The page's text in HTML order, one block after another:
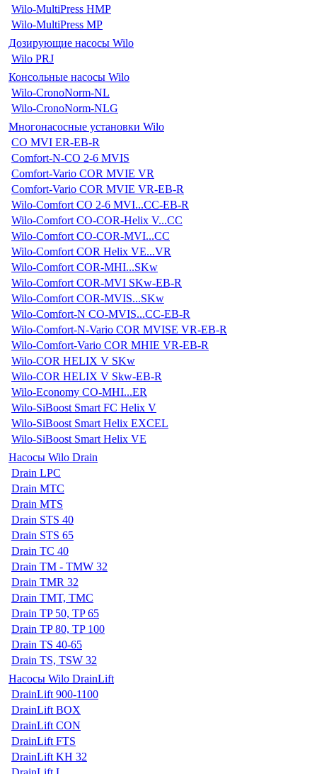
Wilo-MultiPress HMP
Wilo-MultiPress MP
Дозирующие насосы Wilo
Wilo PRJ
Консольные насосы Wilo
Wilo-CronoNorm-NL
Wilo-CronoNorm-NLG
Многонасосные установки Wilo
CO MVI ER-EB-R
Comfort-N-CO 2-6 MVIS
Comfort-Vario COR MVIE VR
Comfort-Vario COR MVIE VR-EB-R
Wilo-Comfort CO 2-6 MVI...CC-EB-R
Wilo-Comfort CO-COR-Helix V...CC
Wilo-Comfort CO-COR-MVI...CC
Wilo-Comfort COR Helix VE...VR
Wilo-Comfort COR-MHI...SKw
Wilo-Comfort COR-MVI SKw-EB-R
Wilo-Comfort COR-MVIS...SKw
Wilo-Comfort-N CO-MVIS...CC-EB-R
Wilo-Comfort-N-Vario COR MVISE VR-EB-R
Wilo-Comfort-Vario COR MHIE VR-EB-R
Wilo-COR HELIX V SKw
Wilo-COR HELIX V Skw-EB-R
Wilo-Economy CO-MHI...ER
Wilo-SiBoost Smart FC Helix V
Wilo-SiBoost Smart Helix EXCEL
Wilo-SiBoost Smart Helix VE
Насосы Wilo Drain
Drain LPC
Drain MTC
Drain MTS
Drain STS 40
Drain STS 65
Drain TC 40
Drain TM - TMW 32
Drain TMR 32
Drain TMT, TMC
Drain TP 50, TP 65
Drain TP 80, TP 100
Drain TS 40-65
Drain TS, TSW 32
Насосы Wilo DrainLift
DrainLift 900-1100
DrainLift BOX
DrainLift CON
DrainLift FTS
DrainLift KH 32